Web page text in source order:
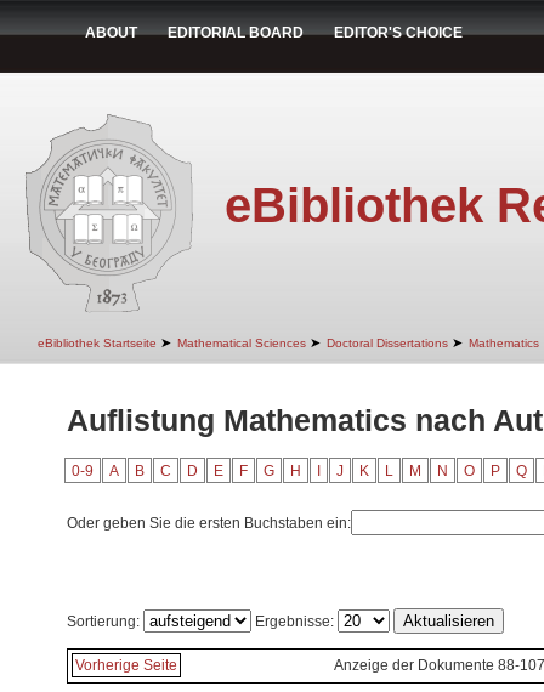
ABOUT EDITORIAL BOARD EDITOR'S CHOICE
eBibliothek
eBibliothek Startseite ➤ Mathematical Sciences ➤ Doctoral Dissertations ➤ Mathematics
Auflistung Mathematics nach
0-9 A B C D E F G H J K L M N O P Q
Oder geben Sie die ersten Buchstaben ein:
Sortierung: Ergebnisse:
Vorherige Seite Anzeige der Dokumente 88-